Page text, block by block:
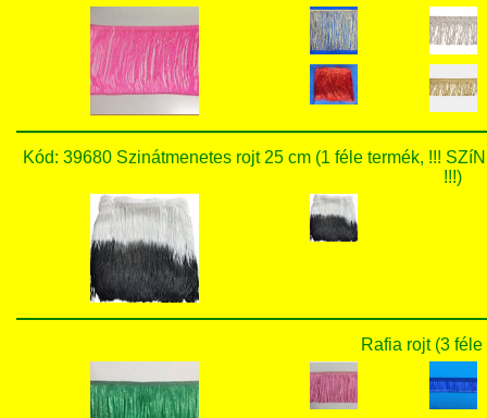
Kód: 39680 Szinátmenetes rojt 25 cm (1 féle termék, !!!
!!!)
Rafia rojt (3 féle